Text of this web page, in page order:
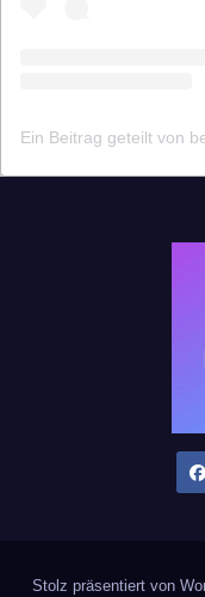
Ein Beitrag geteilt von
Stolz präsentiert von